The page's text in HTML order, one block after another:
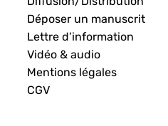
Déposer un manuscrit
Lettre d’information
Vidéo & audio
Mentions légales
CGV